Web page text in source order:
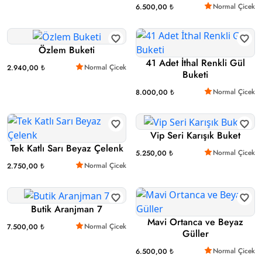
6.500,00 ₺ Normal Çicek
Özlem Buketi
2.940,00 ₺ Normal Çicek
41 Adet İthal Renkli Gül
Buketi
8.000,00 ₺ Normal Çicek
Tek Katlı Sarı Beyaz Çelenk
2.750,00 ₺ Normal Çicek
Vip Seri Karışık Buket
5.250,00 ₺ Normal Çicek
Butik Aranjman 7
7.500,00 ₺ Normal Çicek
Mavi Ortanca ve Beyaz
Güller
6.500,00 ₺ Normal Çicek